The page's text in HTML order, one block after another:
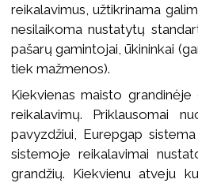
reikalavimus, užtikrinama
nesilaikoma nustatytų
pašarų gamintojai, ūkininkai
tiek mažmenos).
Kiekvienas maisto
reikalavimų. Priklausomai
pavyzdžiui, Eurepgap
sistemoje reikalavimai
grandžių. Kiekvienu atveju